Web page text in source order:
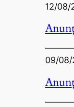
12/08/
09/